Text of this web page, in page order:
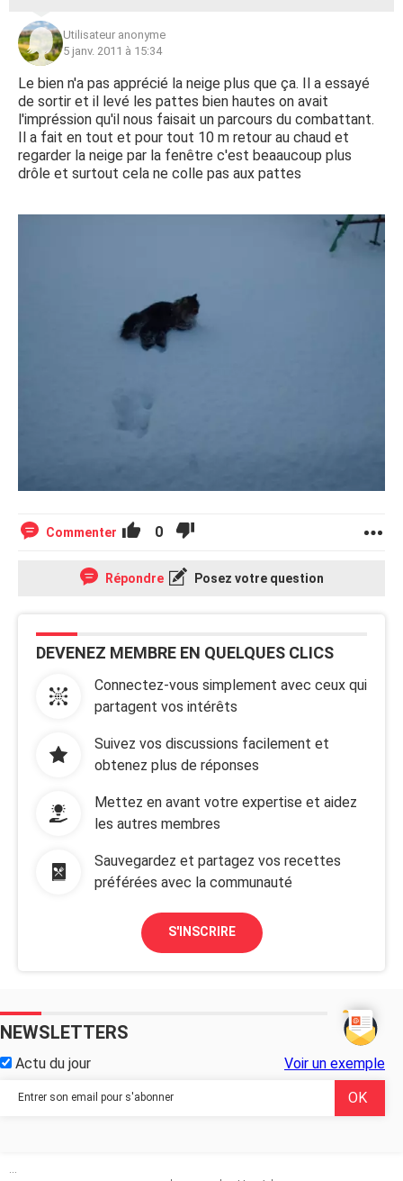
Utilisateur anonyme
5 janv. 2011 à 15:34
Le bien n'a pas apprécié la neige plus que ça. Il a essayé
de sortir et il levé les pattes bien hautes on avait
l'impréssion qu'il nous faisait un parcours du combattant.
Il a fait en tout et pour tout 10 m retour au chaud et
regarder la neige par la fenêtre c'est beaaucoup plus
drôle et surtout cela ne colle pas aux pattes
Commenter 0
Répondre Posez votre question
DEVENEZ MEMBRE EN QUELQUES CLICS
Connectez-vous simplement avec ceux qui
partagent vos intérêts
Suivez vos discussions facilement et
obtenez plus de réponses
Mettez en avant votre expertise et aidez
les autres membres
Sauvegardez et partagez vos recettes
préférées avec la communauté
S'INSCRIRE
NEWSLETTERS
Actu du jour Voir un exemple